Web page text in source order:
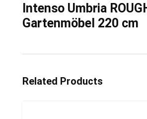
Intenso Umbria
Gartenmöbel 220 cm
Related Products